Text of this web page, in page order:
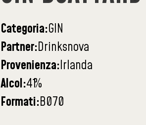
Categoria:GIN
Partner:Drinksnova
Provenienza:Irlanda
Alcol:41%
Formati:B070